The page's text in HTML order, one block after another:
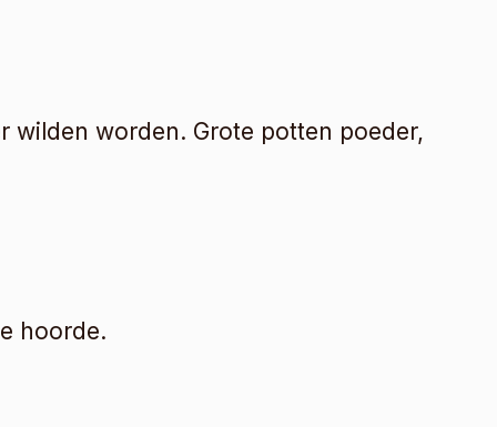
wilden worden. Grote potten poeder,
hoorde.